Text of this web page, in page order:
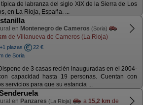
de labranza del siglo XIX de la Sierra de Los
en La Rioja, España. ...
en Montenegro de Cameros (Soria)
de Villanueva de Cameros (La Rioja)
plazas
22 €
de Soria
de 3 casas recién inauguradas en el 2004-
capacidad hasta 19 personas. Cuentan con
servicios para que su estancia ...
en Panzares (La Rioja) a 15,2 km de